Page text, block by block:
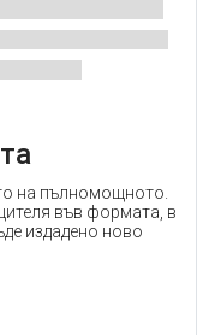
на пълномощното.
във формата, в
издадено ново